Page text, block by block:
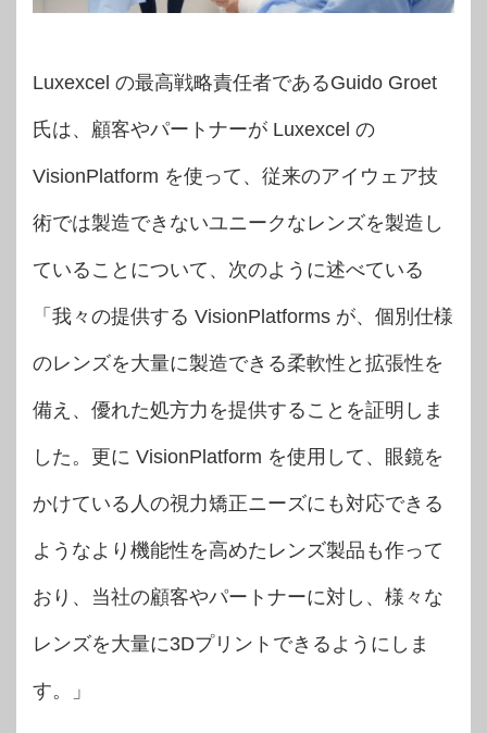
Luxexcel の最高戦略責任者であるGuido Groet
氏は、顧客やパートナーが Luxexcel の
VisionPlatform を使って、従来のアイウェア技
術では製造できないユニークなレンズを製造し
ていることについて、次のように述べている
「我々の提供する VisionPlatforms が、個別仕様
のレンズを大量に製造できる柔軟性と拡張性を
備え、優れた処方力を提供することを証明しま
した。更に VisionPlatform を使用して、眼鏡を
かけている人の視力矯正ニーズにも対応できる
ようなより機能性を高めたレンズ製品も作って
おり、当社の顧客やパートナーに対し、様々な
レンズを大量に3Dプリントできるようにしま
す。」